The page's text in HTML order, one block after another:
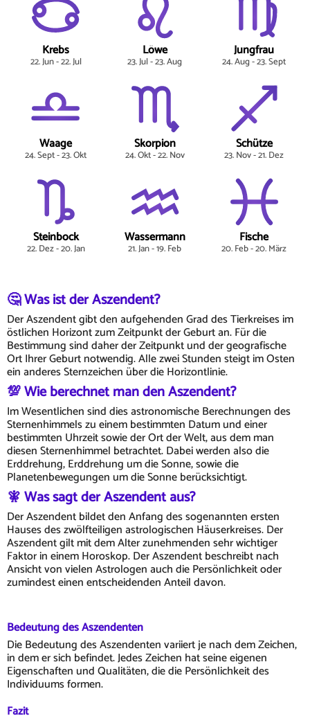
Krebs
22. Jun - 22. Jul
Löwe
23. Jul - 23. Aug
Jungfrau
24. Aug - 23. Sept
Waage
24. Sept - 23. Okt
Skorpion
24. Okt - 22. Nov
Schütze
23. Nov - 21. Dez
Steinbock
22. Dez - 20. Jan
Wassermann
21. Jan - 19. Feb
Fische
20. Feb - 20. März
🤔 Was ist der Aszendent?
Der Aszendent gibt den aufgehenden Grad des Tierkreises im
östlichen Horizont zum Zeitpunkt der Geburt an. Für die
Bestimmung sind daher der Zeitpunkt und der geografische
Ort Ihrer Geburt notwendig. Alle zwei Stunden steigt im Osten
ein anderes Sternzeichen über die Horizontlinie.
💯 Wie berechnet man den Aszendent?
Im Wesentlichen sind dies astronomische Berechnungen des
Sternenhimmels zu einem bestimmten Datum und einer
bestimmten Uhrzeit sowie der Ort der Welt, aus dem man
diesen Sternenhimmel betrachtet. Dabei werden also die
Erddrehung, Erddrehung um die Sonne, sowie die
Planetenbewegungen um die Sonne berücksichtigt.
🧚 Was sagt der Aszendent aus?
Der Aszendent bildet den Anfang des sogenannten ersten
Hauses des zwölfteiligen astrologischen Häuserkreises. Der
Aszendent gilt mit dem Alter zunehmenden sehr wichtiger
Faktor in einem Horoskop. Der Aszendent beschreibt nach
Ansicht von vielen Astrologen auch die Persönlichkeit oder
zumindest einen entscheidenden Anteil davon.
Bedeutung des Aszendenten
Die Bedeutung des Aszendenten variiert je nach dem Zeichen,
in dem er sich befindet. Jedes Zeichen hat seine eigenen
Eigenschaften und Qualitäten, die die Persönlichkeit des
Individuums formen.
Fazit